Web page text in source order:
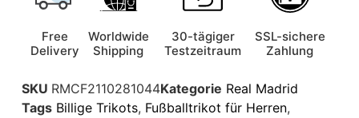
Free
Delivery
Worldwide
Shipping
30-tägiger
Testzeitraum
SSL-sichere
Zahlung
SKU RMCF2110281044Kategorie Real Madrid
Tags Billige Trikots, Fußballtrikot für Herren,